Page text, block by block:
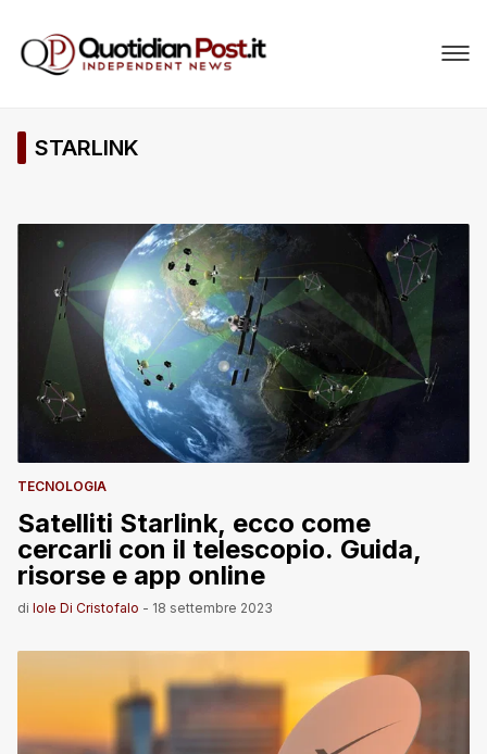
STARLINK
TECNOLOGIA
Satelliti Starlink, ecco come
cercarli con il telescopio. Guida,
risorse e app online
di Iole Di Cristofalo - 18 settembre 2023